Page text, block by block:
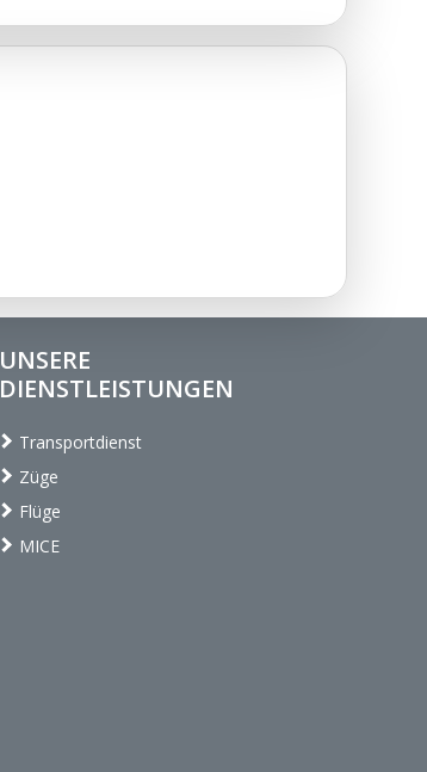
UNSERE
DIENSTLEISTUNGEN
Transportdienst
Züge
Flüge
MICE